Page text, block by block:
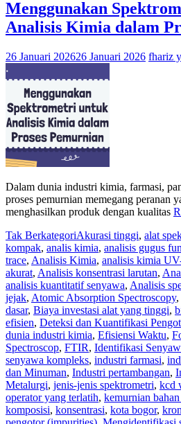
Menggunakan
Analisis Kimia dalam
26 Januari 202626 Januari 2026 fhariz
Dalam dunia industri kimia, farmasi,
proses pemurnian memegang peranan
menghasilkan produk dengan kualitas
Tak BerkategoriAkurasi tinggi, alat
kompak, analis kimia, analisis gugus
trace, Analisis Kimia, analisis kimia
akurat, Analisis konsentrasi larutan,
analisis kuantitatif senyawa, Analisis
jejak, Atomic Absorption Spectroscopy,
dasar, Biaya investasi alat yang tinggi,
efisien, Deteksi dan Kuantifikasi
dunia industri kimia, Efisiensi Waktu,
Spectroscop, FTIR, Identifikasi
senyawa kompleks, industri farmasi,
dan Minuman, Industri pertambangan,
Metalurgi, jenis-jenis spektrometri, kcd
operator yang terlatih, kemurnian
komposisi, konsentrasi, kota bogor,